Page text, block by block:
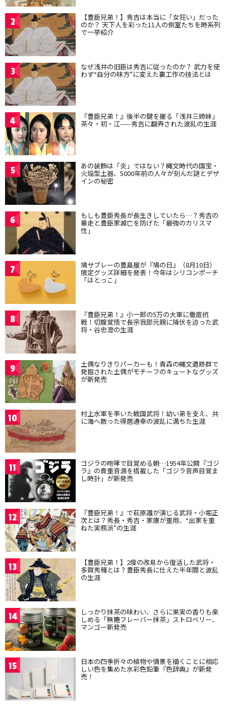
2 【豊臣兄弟！】秀吉は本当に「女狂い」だった
のか？ 天下人を彩った11人の側室たちを時系列
で一挙紹介
3 なぜ浅井の旧臣は秀吉に従ったのか？ 武力を使
わず“自分の味方”に変えた裏工作の技法とは
4 『豊臣兄弟！』後半の鍵を握る「浅井三姉妹」
茶々・初・江——秀吉に翻弄された波乱の生涯
5 あの装飾は「炎」ではない？縄文時代の国宝・
火焔型土器、5000年前の人々が刻んだ謎とデザ
インの秘密
6 もしも豊臣秀長が長生きしていたら…？秀吉の
暴走と豊臣家滅亡を防げた「最強のカリスマ
性」
7 鳩サブレーの豊島屋が『鳩の日』（8月10日）
限定グッズ詳細を発表！今年はシリコンポーチ
「はとっこ」
8 『豊臣兄弟！』小一郎の5万の大軍に徹底抗
戦！切腹覚悟で長宗我部元親に降伏を迫った武
将・谷忠澄の生涯
9 土偶なりきりパーカーも！青森の縄文遺跡群で
発掘された土偶がモチーフのキュートなグッズ
が新発売
10 村上水軍を率いた戦国武将！幼い弟を支え、共
に海へ散った得居通幸の波乱に満ちた生涯
11 ゴジラの咆哮で目覚める朝…1954年公開『ゴジ
ラ』の貴重音源を搭載した「ゴジラ音声目覚ま
し時計」が新発売
12 『豊臣兄弟！』で萩原護が演じる武将・小堀正
次とは？秀長・秀吉・家康が重用、“出家を重
ねた実務派”の生涯
13 【豊臣兄弟！】2度の改易から復活した武将・
多賀秀種とは？豊臣秀長に仕えた半年間と波乱
の生涯
14 しっかり抹茶の味わい、さらに果実の香りも楽
しめる「無糖フレーバー抹茶」ストロベリー、
マンゴー新発売
15 日本の四季折々の植物や情景を描くことに相応
しい色を集めた水彩色鉛筆『色辞典』が新発
売！